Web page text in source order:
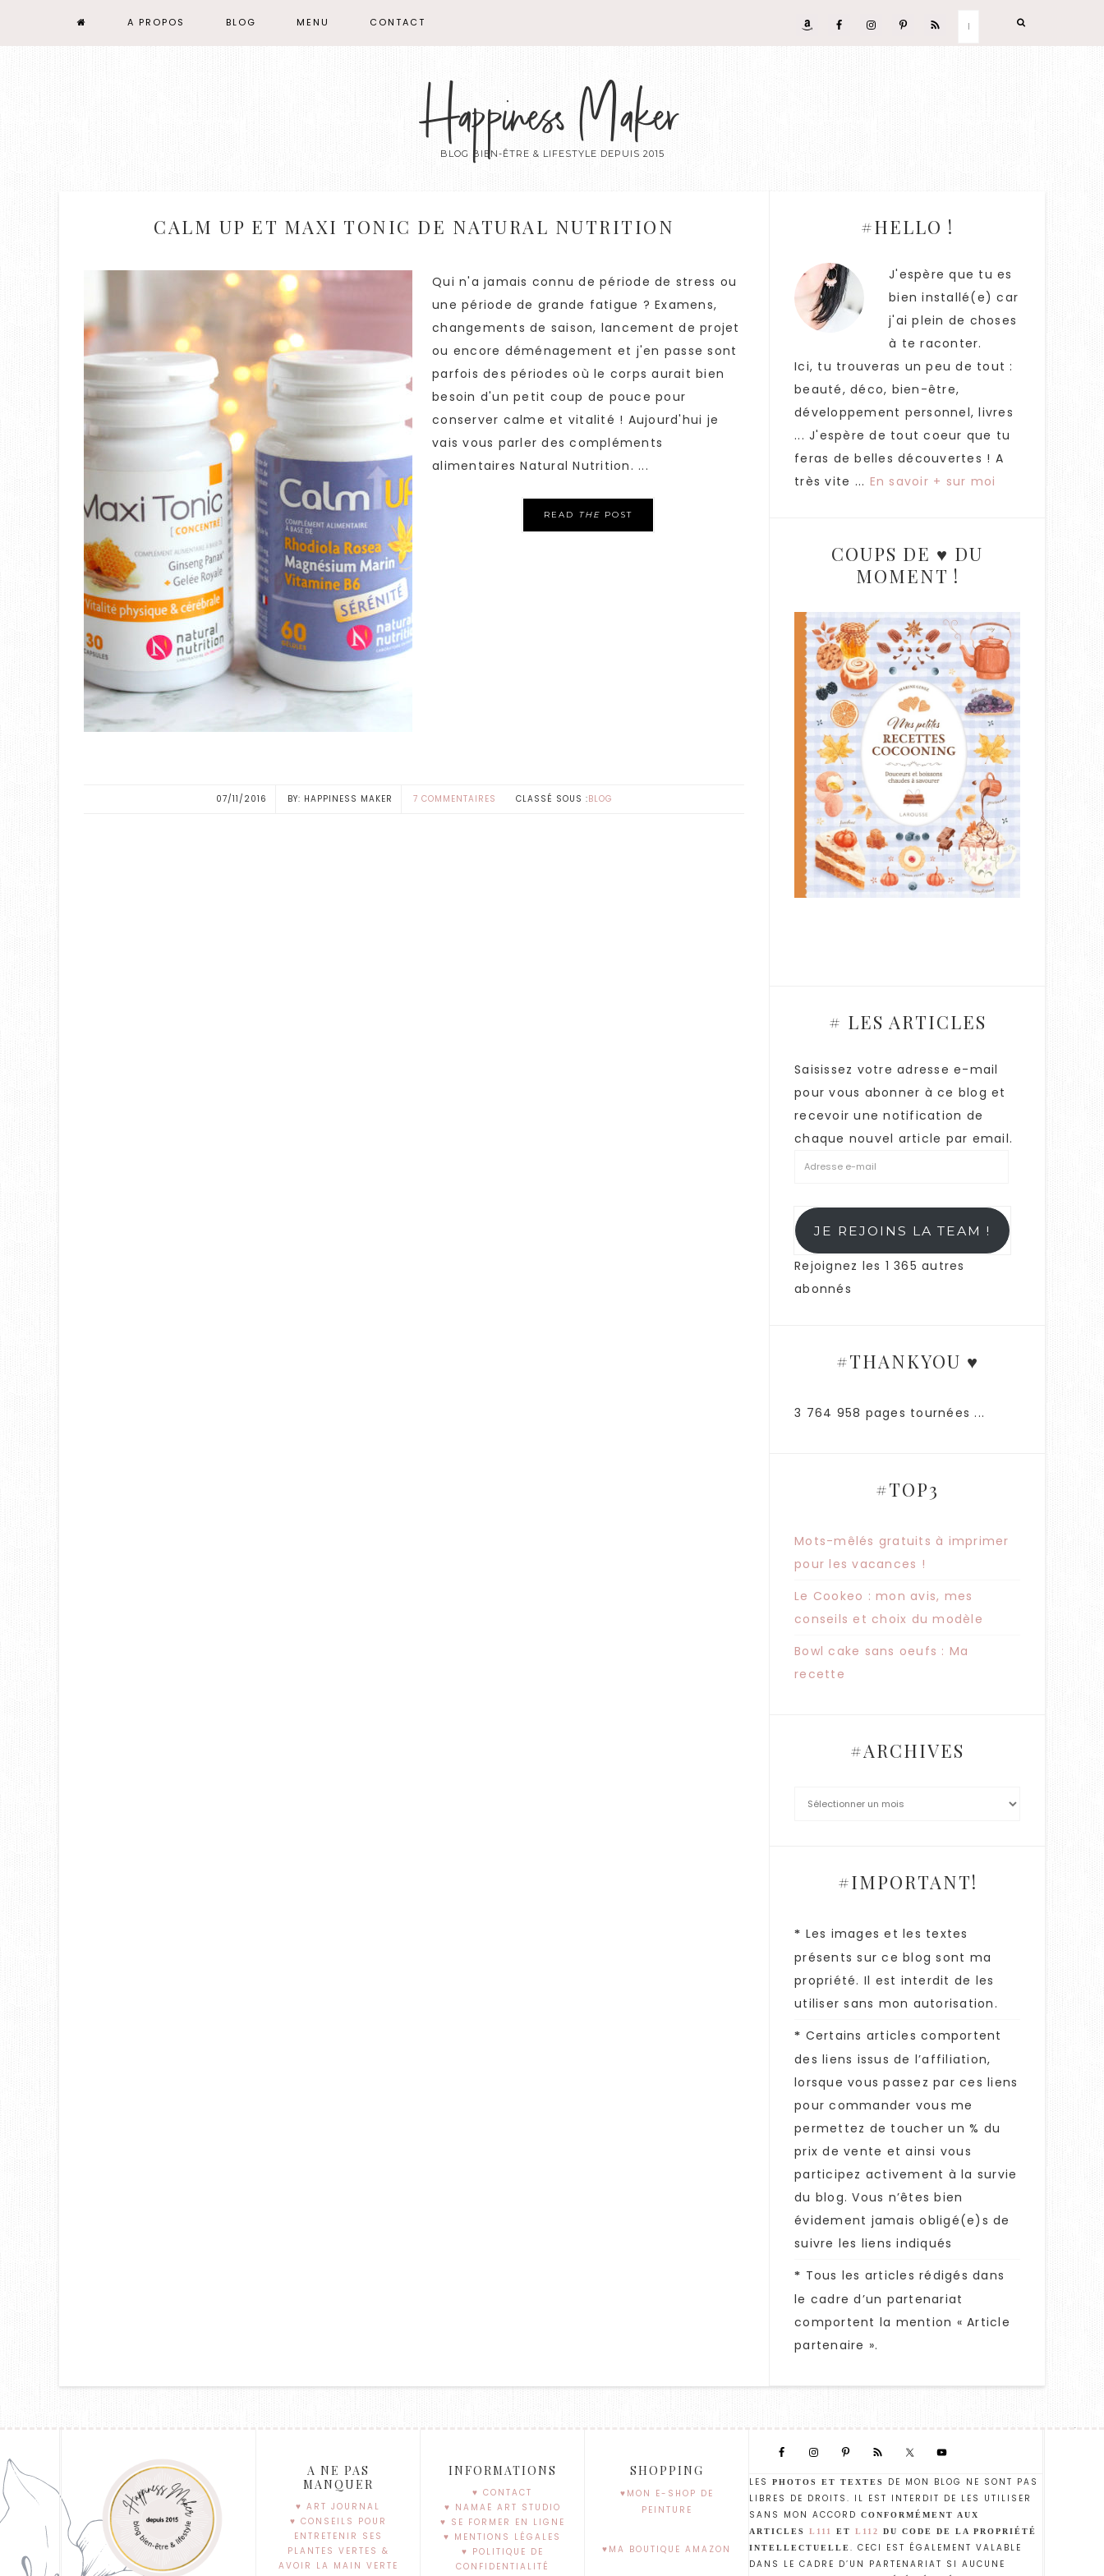
A PROPOS BLOG MENU CONTACT
Happiness Maker
BLOG BIEN-ÊTRE & LIFESTYLE DEPUIS 2015
CALM UP ET MAXI TONIC DE NATURAL NUTRITION
Qui n'a jamais connu de période de stress ou
une période de grande fatigue ? Examens,
changements de saison, lancement de projet
ou encore déménagement et j'en passe sont
parfois des périodes où le corps aurait bien
besoin d'un petit coup de pouce pour
conserver calme et vitalité ! Aujourd'hui je
vais vous parler des compléments
alimentaires Natural Nutrition. ...
READ THE POST
07/11/2016 HAPPINESS MAKER 7 COMMENTAIRES CLASSÉ SOUS :BLOG
#HELLO !
J'espère que tu es
bien installé(e) car
j'ai plein de choses
à te raconter.
Ici, tu trouveras un peu de tout :
beauté, déco, bien-être,
développement personnel, livres
... J'espère de tout coeur que tu
feras de belles découvertes ! A
très vite ... En savoir + sur moi
COUPS DE ♥ DU
MOMENT !
# LES ARTICLES
Saisissez votre adresse e-mail
pour vous abonner à ce blog et
recevoir une notification de
chaque nouvel article par email.
JE REJOINS LA TEAM !
Rejoignez les 1 365 autres
abonnés
#THANKYOU ♥
3 764 958 pages tournées ...
#TOP3
Mots-mêlés gratuits à imprimer
pour les vacances !
Le Cookeo : mon avis, mes
conseils et choix du modèle
Bowl cake sans oeufs : Ma
recette
#ARCHIVES
#IMPORTANT!
* Les images et les textes
présents sur ce blog sont ma
propriété. Il est interdit de les
utiliser sans mon autorisation.
* Certains articles comportent
des liens issus de l’affiliation,
lorsque vous passez par ces liens
pour commander vous me
permettez de toucher un % du
prix de vente et ainsi vous
participez activement à la survie
du blog. Vous n’êtes bien
évidement jamais obligé(e)s de
suivre les liens indiqués
* Tous les articles rédigés dans
le cadre d’un partenariat
comportent la mention « Article
partenaire ».
A NE PAS
MANQUER
♥ ART JOURNAL
♥ CONSEILS POUR
ENTRETENIR SES
PLANTES VERTES &
AVOIR LA MAIN VERTE
INFORMATIONS
♥ CONTACT
♥ NAMAË ART STUDIO
♥ SE FORMER EN LIGNE
♥ MENTIONS LÉGALES
♥ POLITIQUE DE
CONFIDENTIALITÉ
SHOPPING
♥MON E-SHOP DE
PEINTURE
♥MA BOUTIQUE AMAZON
LES PHOTOS ET TEXTES DE MON BLOG NE SONT PAS
LIBRES DE DROITS. IL EST INTERDIT DE LES UTILISER
SANS MON ACCORD
CONFORMÉMENT AUX
ARTICLES L111 ET L112
DU CODE DE LA PROPRIÉTÉ
INTELLECTUELLE . CECI EST ÉGALEMENT VALABLE
DANS LE CADRE D’UN PARTENARIAT SI AUCUNE